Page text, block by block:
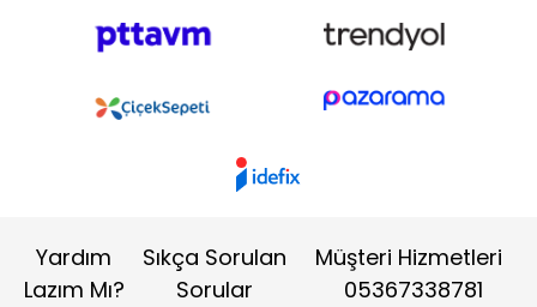
Yardım
Lazım Mı?
Sıkça Sorulan
Sorular
Müşteri Hizmetleri
05367338781